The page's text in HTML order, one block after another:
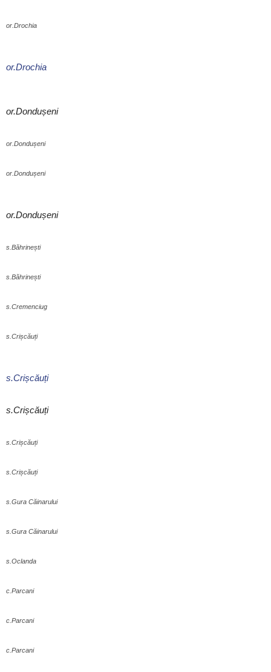
or.Drochia
or.Drochia
or.Dondușeni
or.Dondușeni
or.Dondușeni
or.Dondușeni
s.Băhrinești
s.Băhrinești
s.Cremenciug
s.Crișcăuți
s.Crișcăuți
s.Crișcăuți
s.Crișcăuți
s.Crișcăuți
s.Gura Căinarului
s.Gura Căinarului
s.Oclanda
c.Parcani
c.Parcani
c.Parcani